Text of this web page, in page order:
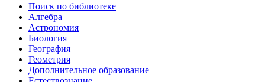
Поиск по библиотеке
Алгебра
Астрономия
Биология
География
Геометрия
Дополнительное образование